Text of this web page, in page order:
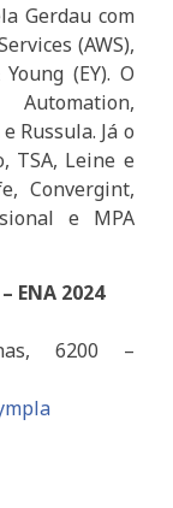
Gerdau com
(AWS),
(EY). O
Russula. Já o
TSA, Leine e
Convergint,
e MPA
ENA 2024
6200 –